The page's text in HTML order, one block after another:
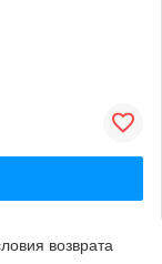
возврата